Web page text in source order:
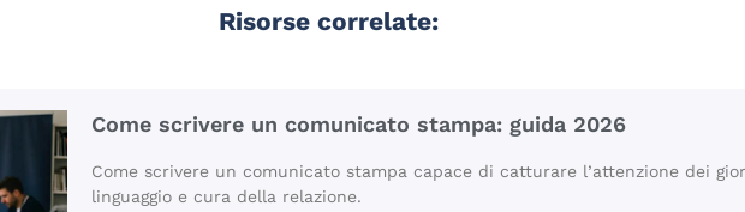
Risorse correlate:
Come scrivere un comunicato stampa: guida 2026
Come scrivere un comunicato stampa capace di catturare l’attenzione dei
linguaggio e cura della relazione.